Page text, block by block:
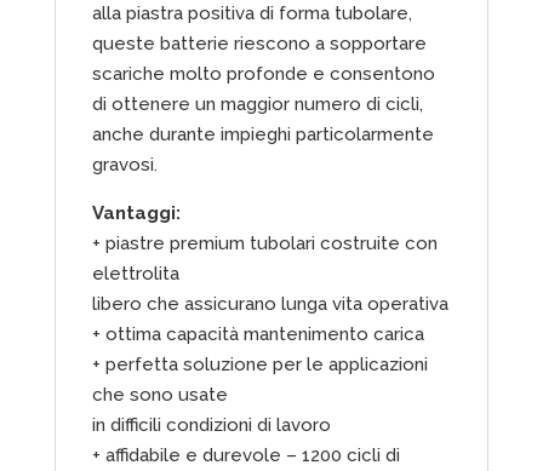
alla piastra positiva di forma tubolare,
queste batterie riescono a sopportare
scariche molto profonde e consentono
di ottenere un maggior numero di cicli,
anche durante impieghi particolarmente
gravosi.
Vantaggi:
+ piastre premium tubolari costruite con
elettrolita
libero che assicurano lunga vita operativa
+ ottima capacità mantenimento carica
+ perfetta soluzione per le applicazioni
che sono usate
in difficili condizioni di lavoro
+ affidabile e durevole – 1200 cicli di